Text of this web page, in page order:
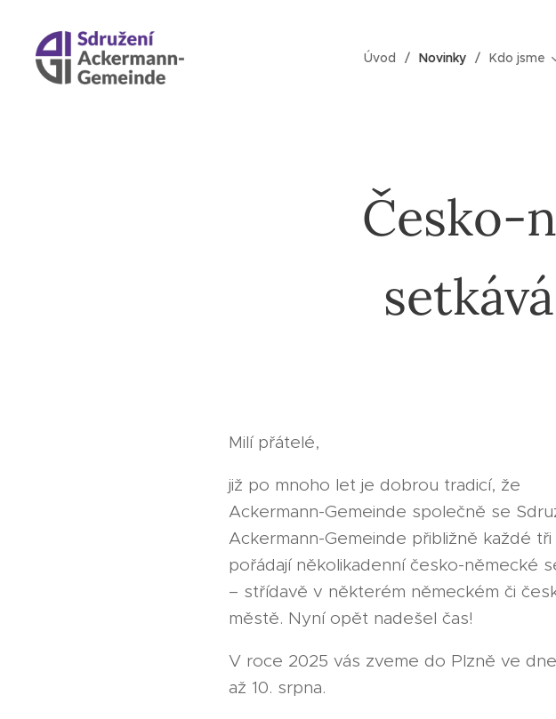
Úvod Novinky Kdo jsme
Česko-
Milí přátelé,
již po mnoho let je dobrou tradicí, že
Ackermann-Gemeinde společně se
Ackermann-Gemeinde přibližně každé
pořádají několikadenní česko-německé
– střídavě v některém německém či
městě. Nyní opět nadešel čas!
V roce 2025 vás zveme do Plzně ve
až 10. srpna.